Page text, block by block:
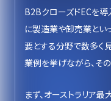
B2BクローズドECを
に製造業や卸売業とい
要とする分野で数多く
業例を挙げながら、そ
まず、オーストラリア